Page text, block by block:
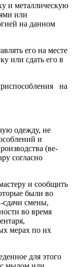
и металлическую
или
на данном
его на месте
или сдать его в
на
одежду, не
и
(ве­
согласно
и сообщить
были во
сдачи смены,
во время
мерах по их
для этого